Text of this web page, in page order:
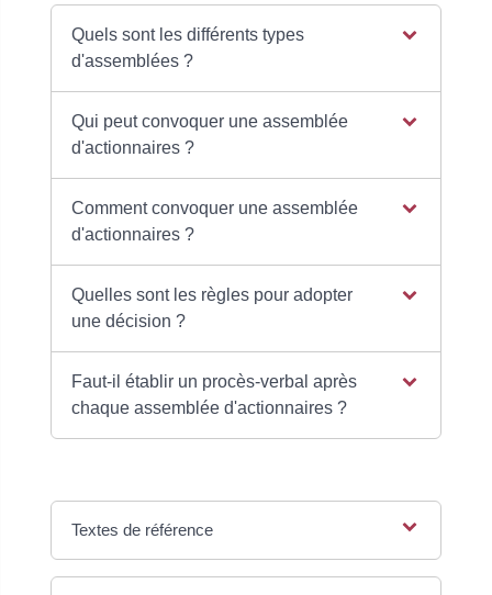
Quels sont les différents types
d'assemblées ?
Qui peut convoquer une assemblée
d'actionnaires ?
Comment convoquer une assemblée
d'actionnaires ?
Quelles sont les règles pour adopter
une décision ?
Faut-il établir un procès-verbal après
chaque assemblée d'actionnaires ?
Textes de référence